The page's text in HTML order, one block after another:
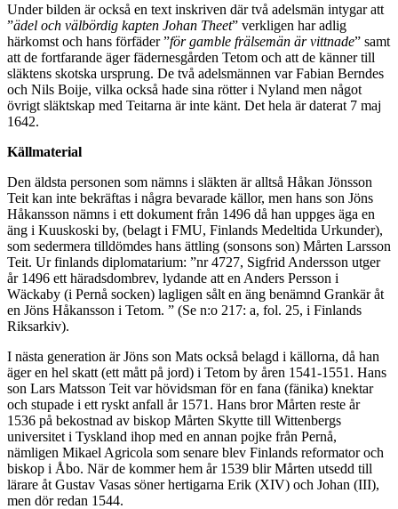
Under bilden är också en text inskriven där två adelsmän intygar att
”ädel och välbördig kapten Johan Theet” verkligen har adlig
härkomst och hans förfäder ”för gamble frälsemän är vittnade” samt
att de fortfarande äger fädernesgården Tetom och att de känner till
släktens skotska ursprung. De två adelsmännen var Fabian Berndes
och Nils Boije, vilka också hade sina rötter i Nyland men något
övrigt släktskap med Teitarna är inte känt. Det hela är daterat 7 maj
1642.
Källmaterial
Den äldsta personen som nämns i släkten är alltså Håkan Jönsson
Teit kan inte bekräftas i några bevarade källor, men hans son Jöns
Håkansson nämns i ett dokument från 1496 då han uppges äga en
äng i Kuuskoski by, (belagt i FMU, Finlands Medeltida Urkunder),
som sedermera tilldömdes hans ättling (sonsons son) Mårten Larsson
Teit. Ur finlands diplomatarium: ”nr 4727, Sigfrid Andersson utger
år 1496 ett häradsdombrev, lydande att en Anders Persson i
Wäckaby (i Pernå socken) lagligen sålt en äng benämnd Grankär åt
en Jöns Håkansson i Tetom. ” (Se n:o 217: a, fol. 25, i Finlands
Riksarkiv).
I nästa generation är Jöns son Mats också belagd i källorna, då han
äger en hel skatt (ett mått på jord) i Tetom by åren 1541-1551. Hans
son Lars Matsson Teit var hövidsman för en fana (fänika) knektar
och stupade i ett ryskt anfall år 1571. Hans bror Mårten reste år
1536 på bekostnad av biskop Mårten Skytte till Wittenbergs
universitet i Tyskland ihop med en annan pojke från Pernå,
nämligen Mikael Agricola som senare blev Finlands reformator och
biskop i Åbo. När de kommer hem år 1539 blir Mårten utsedd till
lärare åt Gustav Vasas söner hertigarna Erik (XIV) och Johan (III),
men dör redan 1544.